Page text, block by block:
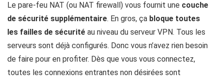
Le pare-feu NAT (ou NAT firewall) vous fournit une couche
de sécurité supplémentaire. En gros, ça bloque toutes
les failles de sécurité au niveau du serveur VPN. Tous les
serveurs sont déjà configurés. Donc vous n’avez rien besoin
de faire pour en profiter. Dès que vous vous connectez,
toutes les connexions entrantes non désirées sont